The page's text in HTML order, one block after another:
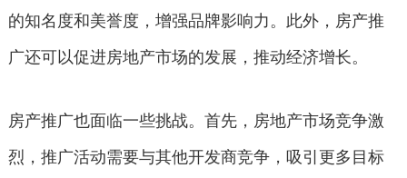
的知名度和美誉度，增强品牌影响力。此外，房产推
广还可以促进房地产市场的发展，推动经济增长。
房产推广也面临一些挑战。首先，房地产市场竞争激
烈，推广活动需要与其他开发商竞争，吸引更多目标